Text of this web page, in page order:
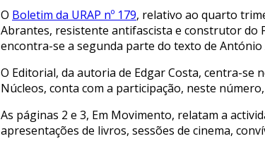
O Boletim da URAP nº 179, relativo ao quarto
Abrantes, resistente antifascista e construtor do
encontra-se a segunda parte do texto de
O Editorial, da autoria de Edgar Costa, centra-se
Núcleos, conta com a participação, neste
As páginas 2 e 3, Em Movimento, relatam a
apresentações de livros, sessões de cinema,